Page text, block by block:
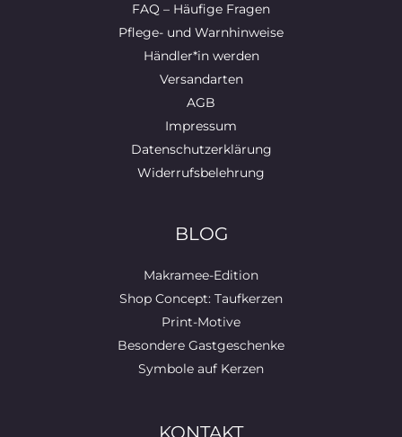
FAQ – Häufige Fragen
Pflege- und Warnhinweise
Händler*in werden
Versandarten
AGB
Impressum
Datenschutzerklärung
Widerrufsbelehrung
BLOG
Makramee-Edition
Shop Concept: Taufkerzen
Print-Motive
Besondere Gastgeschenke
Symbole auf Kerzen
KONTAKT